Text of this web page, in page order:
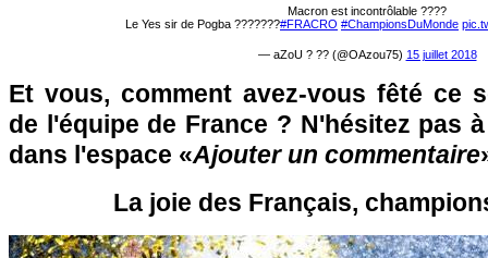
Macron est incontrôlable ????
Le Yes sir de Pogba ???????#FRACRO #ChampionsDuMonde
— aZoU ? ?? (@OAzou75) 15 juillet 2018
Et vous, comment avez-vous fêté ce
de l'équipe de France ? N'hésitez pas
dans l'espace «Ajouter un commentaire
La joie des Français,